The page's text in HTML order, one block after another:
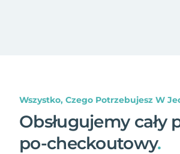
Wszystko, Czego Potrzebujesz W
Obsługujemy cały
po-checkoutowy.